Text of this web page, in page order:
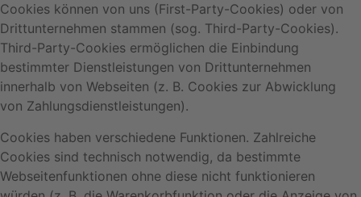
Cookies können von uns (First-Party-Cookies) oder von
Drittunternehmen stammen (sog. Third-Party-Cookies).
Third-Party-Cookies ermöglichen die Einbindung
bestimmter Dienstleistungen von Drittunternehmen
innerhalb von Webseiten (z. B. Cookies zur Abwicklung
von Zahlungsdienstleistungen).
Cookies haben verschiedene Funktionen. Zahlreiche
Cookies sind technisch notwendig, da bestimmte
Webseitenfunktionen ohne diese nicht funktionieren